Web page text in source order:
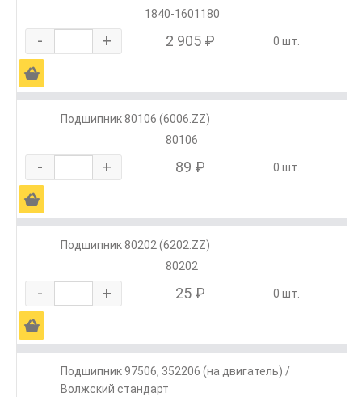
1840-1601180
- + 2 905 ₽ 0 шт.
Ä
Подшипник 80106 (6006.ZZ)
80106
- + 89 ₽ 0 шт.
Ä
Подшипник 80202 (6202.ZZ)
80202
- + 25 ₽ 0 шт.
Ä
Подшипник 97506, 352206 (на двигатель) /
Волжский стандарт